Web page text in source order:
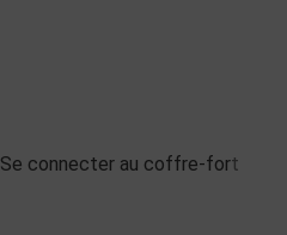
Se connecter au coffre-fort